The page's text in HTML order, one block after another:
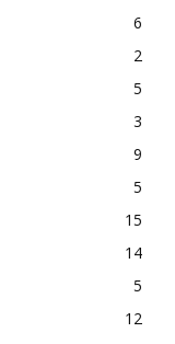
6
2
5
3
9
5
15
14
5
12